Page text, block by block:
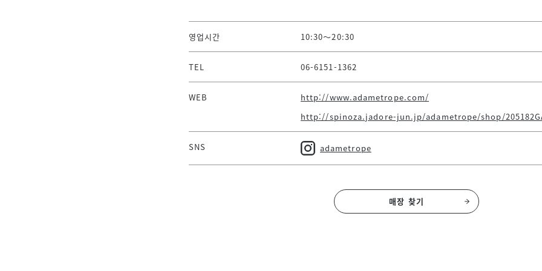
영업시간 10:30～20:30
TEL 06-6151-1362
WEB
http://www.adametrope.com/
http://spinoza.jadore-jun.jp/adametrope/shop/
SNS adametrope
매장 찾기